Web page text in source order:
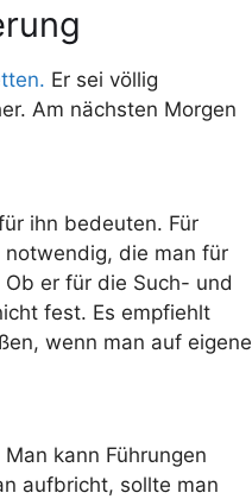
Er sei völlig
Am nächsten Morgen
ihn bedeuten. Für
notwendig, die man für
er für die Such- und
fest. Es empfiehlt
wenn man auf eigene
kann Führungen
aufbricht, sollte man